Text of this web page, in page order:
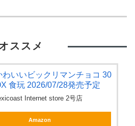
ススメ
わいいビックリマンチョコ 30
食玩 2026/07/28発売予定
Internet store 2号店
Amazon